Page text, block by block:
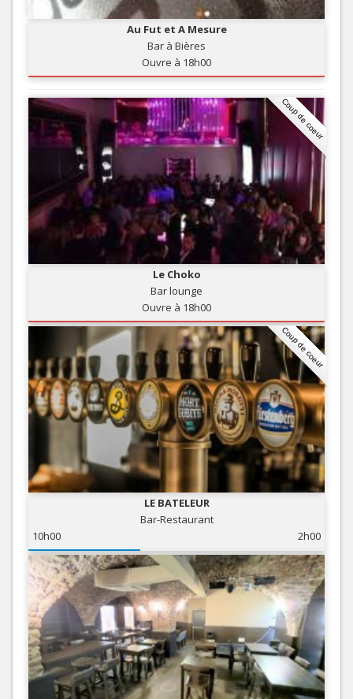
Au Fut et A Mesure
Bar à Bières
Ouvre à 18h00
Coup de coeur
Le Choko
Bar lounge
Ouvre à 18h00
Coup de coeur
LE BATELEUR
Bar-Restaurant
10h00
2h00